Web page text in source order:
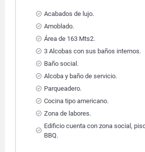
Acabados de lujo.
Amoblado.
Área de 163 Mts2.
3 Alcobas con sus baños internos.
Baño social.
Alcoba y baño de servicio.
Parqueadero.
Cocina tipo americano.
Zona de labores.
Edificio cuenta con zona social,
BBQ.